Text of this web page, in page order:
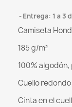
Entrega: 1 a 3
Camiseta
185 g/m²
100%
Cuello
Cinta en el